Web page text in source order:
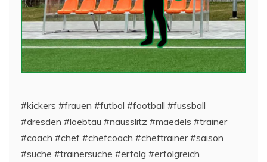
#kickers #frauen #futbol #football #fussball
#dresden #loebtau #nausslitz #maedels #trainer
#coach #chef #chefcoach #cheftrainer #saison
#suche #trainersuche #erfolg #erfolgreich